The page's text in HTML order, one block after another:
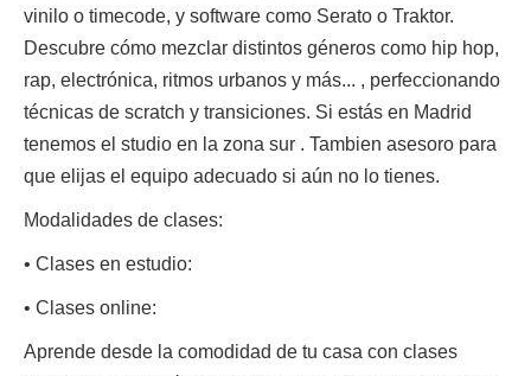
vinilo o timecode, y software como Serato o Traktor.
Descubre cómo mezclar distintos géneros como hip hop,
rap, electrónica, ritmos urbanos y más... , perfeccionando
técnicas de scratch y transiciones. Si estás en Madrid
tenemos el studio en la zona sur . Tambien asesoro para
que elijas el equipo adecuado si aún no lo tienes.
Modalidades de clases:
• Clases en estudio:
• Clases online:
Aprende desde la comodidad de tu casa con clases